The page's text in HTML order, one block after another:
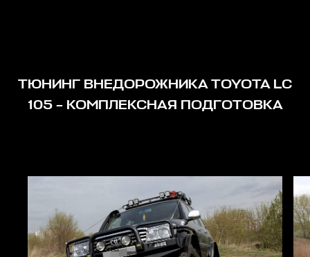
ТЮНИНГ ВНЕДОРОЖНИКА TOYOTA LC
105 – КОМПЛЕКСНАЯ ПОДГОТОВКА